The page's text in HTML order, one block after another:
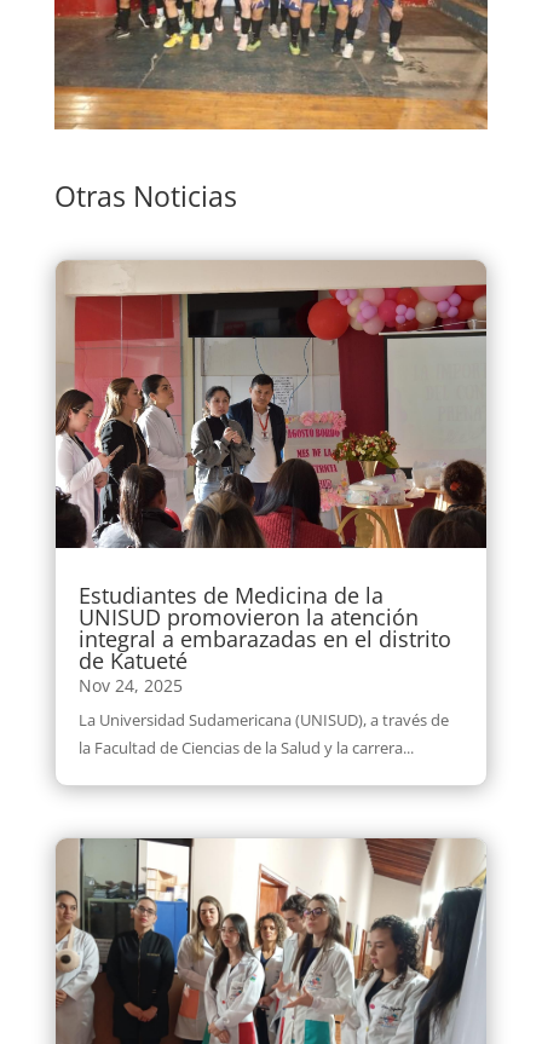
Otras Noticias
Estudiantes de Medicina de la
UNISUD promovieron la atención
integral a embarazadas en el distrito
de Katueté
Nov 24, 2025
La Universidad Sudamericana (UNISUD), a través de
la Facultad de Ciencias de la Salud y la carrera...